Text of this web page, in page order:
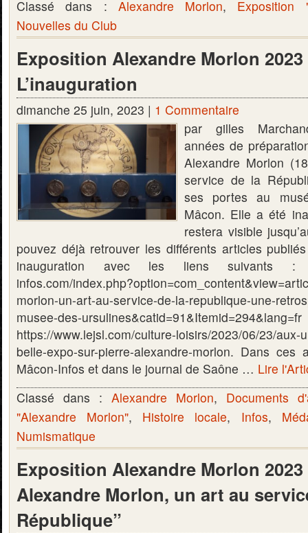
Classé dans : Alexandre Morlon, Exposition
Nouvelles du Club
Exposition Alexandre Morlon
L’inauguration
dimanche 25 juin, 2023 | 1 Commentaire
par gilles
années de
Alexandre Morlon
service de la
ses portes au
Mâcon. Elle a été
restera visible
pouvez déjà retrouver les différents articles
inauguration avec les liens suivants :
infos.com/
morlon-un-art-au-service-de-la-republique-une-
musee-des-
https://www.lejsl.com/culture-loisirs/2023/06/23/aux-
belle-expo-sur-pierre-alexandre-morlon. Dans ces
Mâcon-Infos et dans le journal de Saône … Lire
Classé dans : Alexandre Morlon, Documents
"Alexandre Morlon", Histoire locale, Infos,
Numismatique
Exposition Alexandre Morlon
Alexandre Morlon, un art au
République”